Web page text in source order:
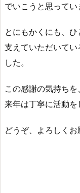
でいこうと思ってい
とにもかくにも、ひ
支えていただいて
した。
この感謝の気持ち
来年は丁寧に活動を
どうぞ、よろしくお